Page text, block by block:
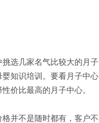
选几家名气比较大的月子
知识培训。要看月子中心
价比最高的月子中心。
并不是随时都有，客户不